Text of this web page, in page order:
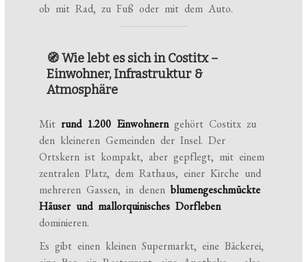
ob mit Rad, zu Fuß oder mit dem Auto.
🧭 Wie lebt es sich in Costitx –
Einwohner, Infrastruktur &
Atmosphäre
Mit rund 1.200 Einwohnerngehört Costitx zu
den kleineren Gemeinden der Insel. Der
Ortskern ist kompakt, aber gepflegt, mit einem
zentralen Platz, dem Rathaus, einer Kirche und
mehreren Gassen, in denenblumengeschmückte
Häuser und mallorquinisches Dorfleben
dominieren.
Es gibt einen kleinen Supermarkt, eine Bäckerei,